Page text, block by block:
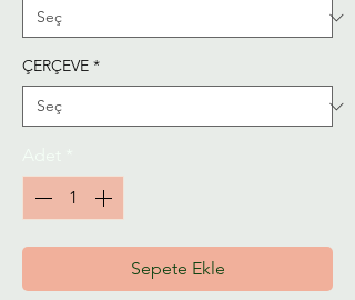
ÇERÇEVE *
Sepete Ekle